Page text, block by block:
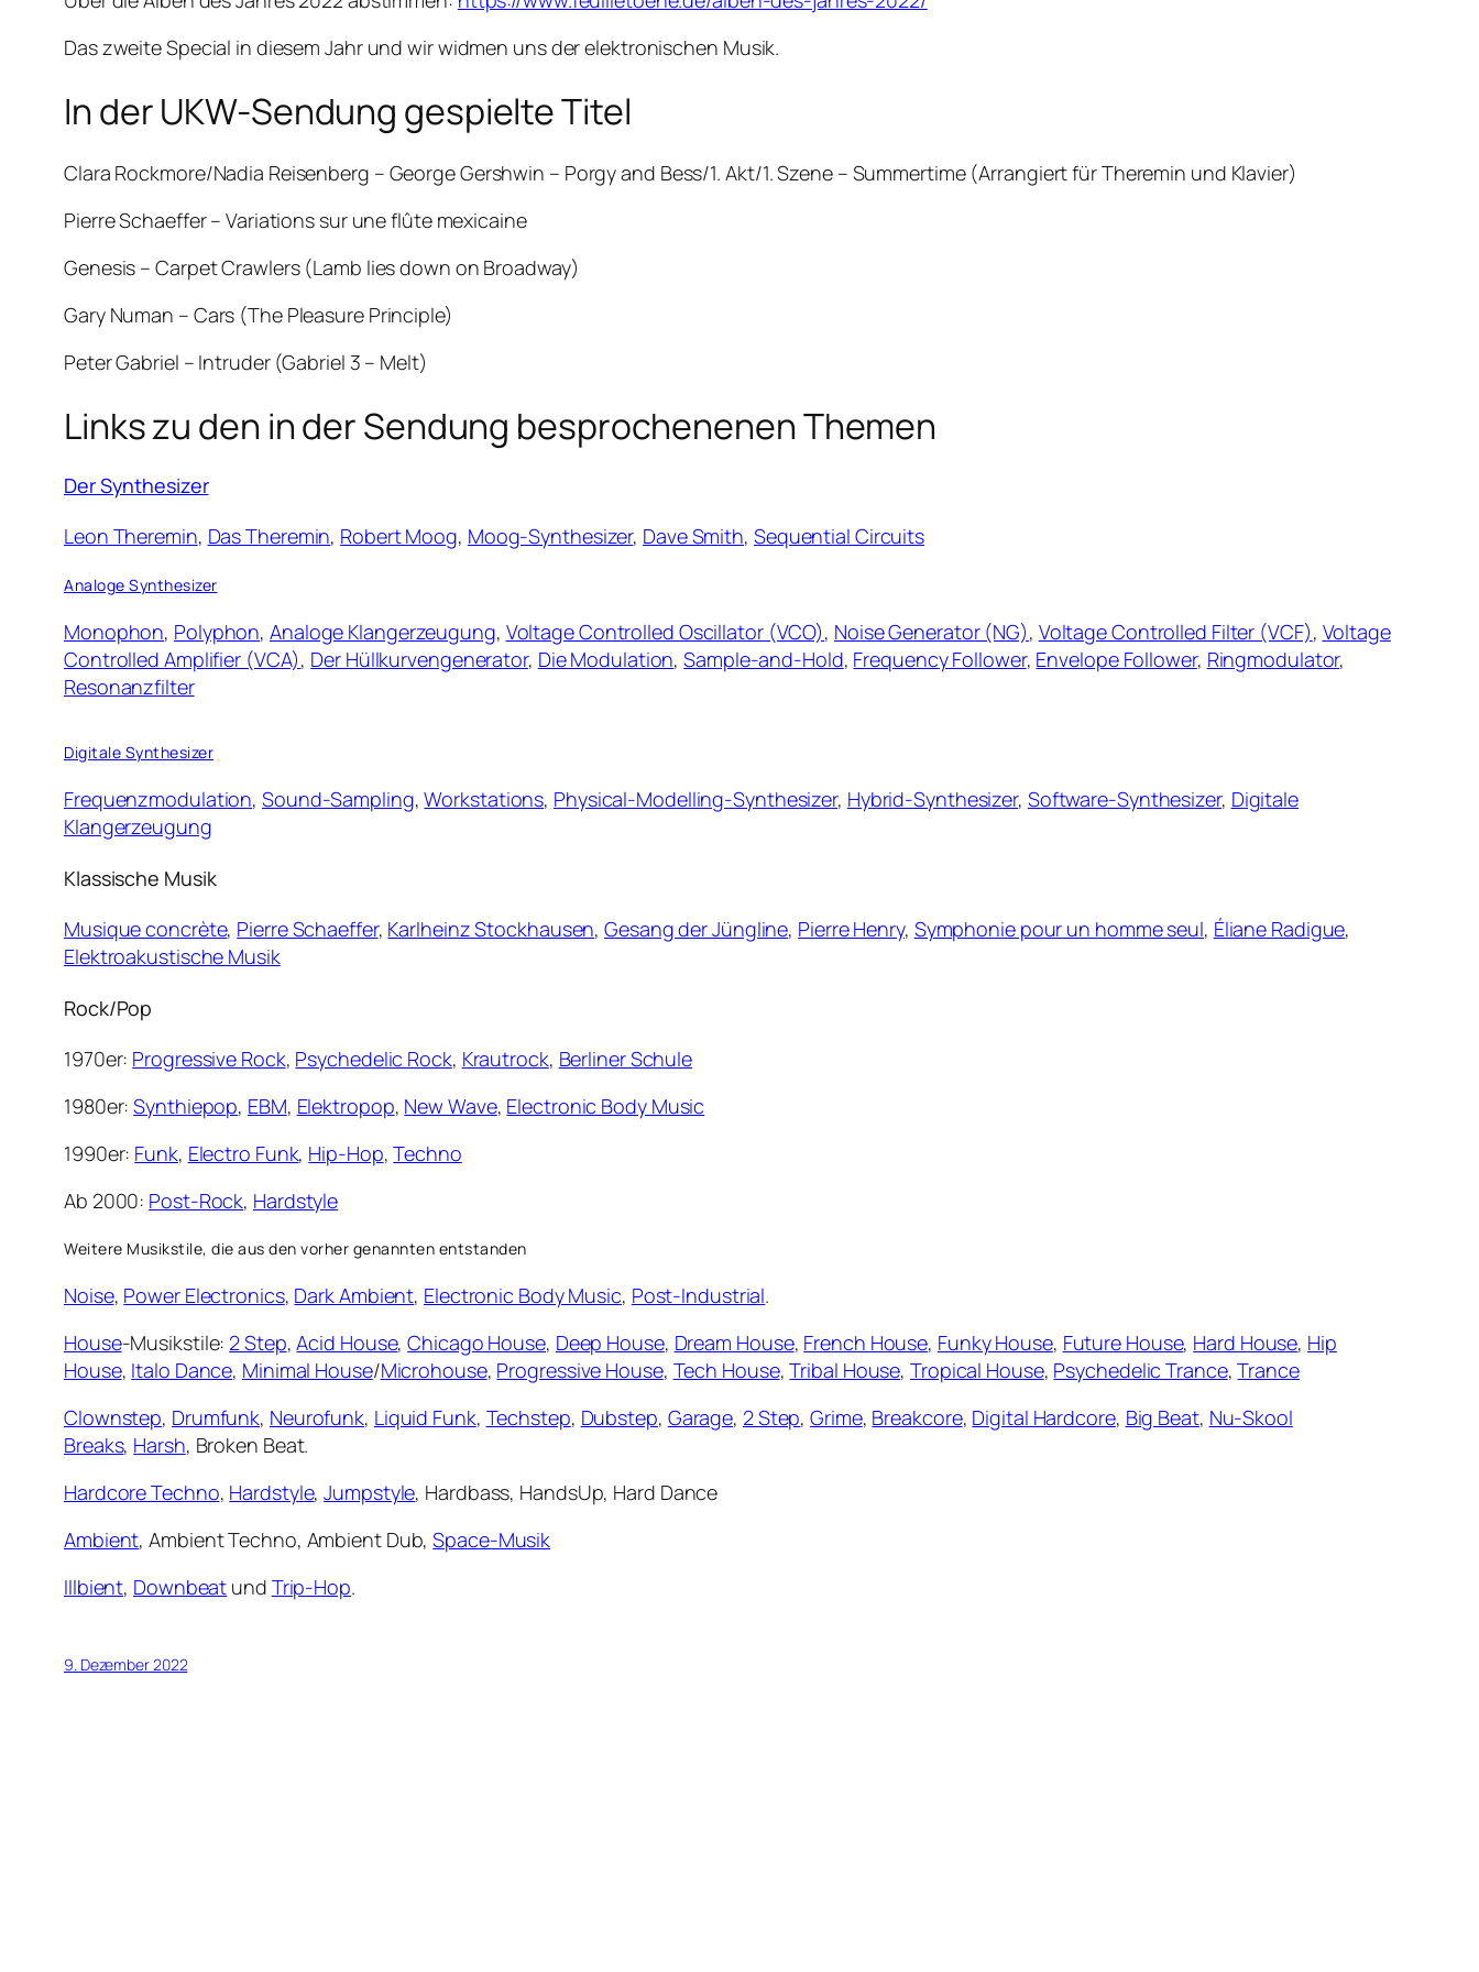
Das zweite Special in diesem Jahr und wir widmen uns der elektronischen Musik.
In der UKW-Sendung gespielte Titel
Clara Rockmore/Nadia Reisenberg – George Gershwin – Porgy and Bess/1. Akt/1. Szene – Summertime (Arrangiert für Theremin und Klavier)
Pierre Schaeffer – Variations sur une flûte mexicaine
Genesis – Carpet Crawlers (Lamb lies down on Broadway)
Gary Numan – Cars (The Pleasure Principle)
Peter Gabriel – Intruder (Gabriel 3 – Melt)
Links zu den in der Sendung besprochenenen Themen
Der Synthesizer
Leon Theremin, Das Theremin, Robert Moog, Moog-Synthesizer, Dave Smith, Sequential Circuits
Analoge Synthesizer
Monophon, Polyphon,Analoge Klangerzeugung, Voltage Controlled Oscillator (VCO), Noise Generator (NG), Voltage Controlled Filter (VCF), Voltage
Controlled Amplifier (VCA), Der Hüllkurvengenerator, Die Modulation,Sample-and-Hold, Frequency Follower, Envelope Follower, Ringmodulator,
Resonanzfilter
Digitale Synthesizer
Frequenzmodulation,Sound-Sampling,Workstations, Physical-Modelling-Synthesizer, Hybrid-Synthesizer, Software-Synthesizer, Digitale
Klangerzeugung
Klassische Musik
Musique concrète, Pierre Schaeffer, Karlheinz Stockhausen,Gesang der Jüngline, Pierre Henry, Symphonie pour un homme seul, Éliane Radigue,
Elektroakustische Musik
Rock/Pop
1970er: Progressive Rock, Psychedelic Rock, Krautrock, Berliner Schule
1980er:Synthiepop, EBM, Elektropop, New Wave, Electronic Body Music
1990er: Funk, Electro Funk, Hip-Hop,Techno
Ab 2000: Post-Rock, Hardstyle
Weitere Musikstile, die aus den vorher genannten entstanden
Noise, Power Electronics, Dark Ambient, Electronic Body Music, Post-Industrial.
House-Musikstile: 2 Step,Acid House,Chicago House, Deep House, Dream House, French House, Funky House, Future House, Hard House, Hip
House, Italo Dance, Minimal House/Microhouse, Progressive House, Tech House,Tribal House,Tropical House, Psychedelic Trance,Trance
Clownstep, Drumfunk, Neurofunk, Liquid Funk, Techstep, Dubstep, Garage, 2 Step,Grime, Breakcore, Digital Hardcore, Big Beat, Nu-Skool
Breaks, Harsh, Broken Beat.
Hardcore Techno, Hardstyle,Jumpstyle, Hardbass, HandsUp, Hard Dance
Ambient, Ambient Techno, Ambient Dub,Space-Musik
Illbient, Downbeat und Trip-Hop.
9. Dezember 2022